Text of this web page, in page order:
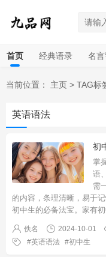
首页 经典语录 名
当前位置： 主页 > TAG标
英语语法
掌
语
需
的内容，条理清晰，易于
初中生的必备法宝。家有
佚名 2024-10-01
英语语法
初中生